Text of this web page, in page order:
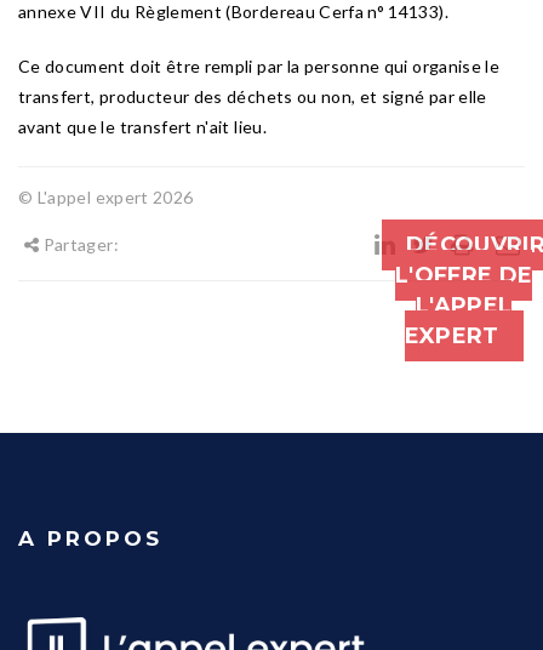
annexe VII du Règlement (Bordereau Cerfa n° 14133).
Ce document doit être rempli par la personne qui organise le
transfert, producteur des déchets ou non, et signé par elle
avant que le transfert n'ait lieu.
© L'appel expert 2026
Partager:
L'OFFRE DE
L'APPEL
EXPERT
A PROPOS